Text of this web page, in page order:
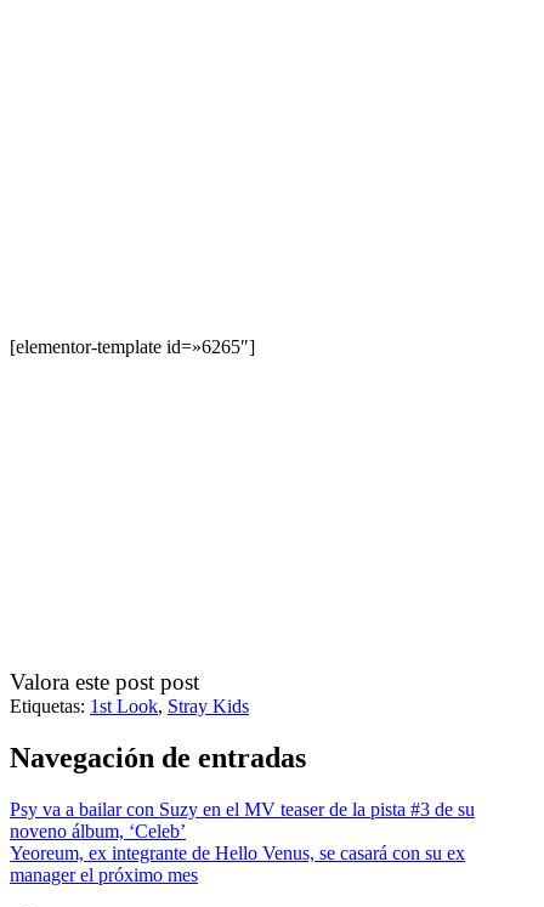
[elementor-template id=»6265″]
Valora este post post
Etiquetas: 1st Look, Stray Kids
Navegación de entradas
Psy va a bailar con Suzy en el MV teaser de la pista #3 de su
noveno álbum, ‘Celeb’
Yeoreum, ex integrante de Hello Venus, se casará con su ex
manager el próximo mes